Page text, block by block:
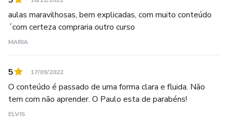
aulas maravilhosas, bem explicadas, com muito conteúdo
´com certeza compraria outro curso
MARIA
5 17/09/2022
O conteúdo é passado de uma forma clara e fluida. Não
tem com não aprender. O Paulo esta de parabéns!
ELVIS